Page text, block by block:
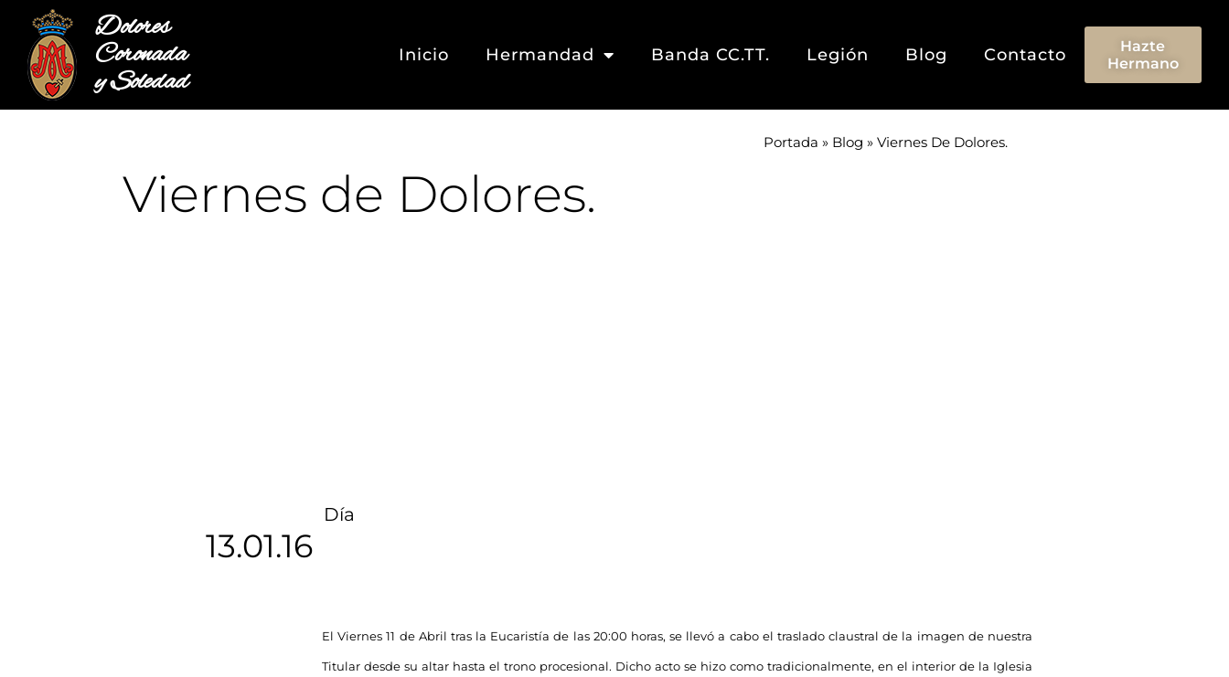
Dolores
Coronada
y Soledad
Inicio Hermandad Banda CC.TT. Legión Blog Contacto
Hazte
Hermano
Portada » Blog »Viernes De Dolores.
Viernes de Dolores.
Día
13.01.16
El Viernes 11 de Abril tras la Eucaristía de las 20:00 horas, se llevó a cabo el traslado claustral de la imagen de nuestra
Titular desde su altar hasta el trono procesional. Dicho acto se hizo como tradicionalmente, en el interior de la Iglesia